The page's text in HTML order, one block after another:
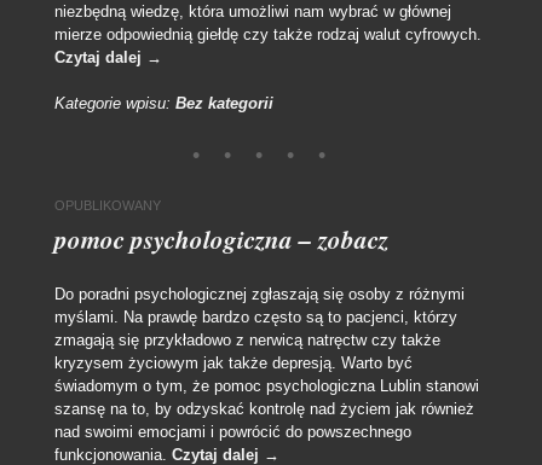
niezbędną wiedzę, która umożliwi nam wybrać w głównej
mierze odpowiednią giełdę czy także rodzaj walut cyfrowych.
Czytaj dalej →
Kategorie wpisu: Bez kategorii
OPUBLIKOWANY
pomoc psychologiczna – zobacz
Do poradni psychologicznej zgłaszają się osoby z różnymi
myślami. Na prawdę bardzo często są to pacjenci, którzy
zmagają się przykładowo z nerwicą natręctw czy także
kryzysem życiowym jak także depresją. Warto być
świadomym o tym, że pomoc psychologiczna Lublin stanowi
szansę na to, by odzyskać kontrolę nad życiem jak również
nad swoimi emocjami i powrócić do powszechnego
funkcjonowania. Czytaj dalej →